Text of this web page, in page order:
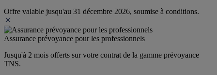
Offre valable jusqu'au 31 décembre 2026, soumise à conditions.
Assurance prévoyance pour les professionnels
Jusqu'à 2 mois offerts sur votre contrat de la gamme prévoyance
TNS.